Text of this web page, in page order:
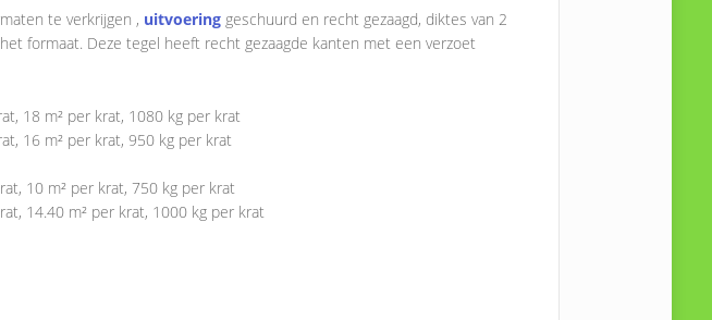
te verkrijgen , uitvoering geschuurd en recht gezaagd, diktes van 2
formaat. Deze tegel heeft recht gezaagde kanten met een verzoet
18 m² per krat, 1080 kg per krat
16 m² per krat, 950 kg per krat
10 m² per krat, 750 kg per krat
14.40 m² per krat, 1000 kg per krat